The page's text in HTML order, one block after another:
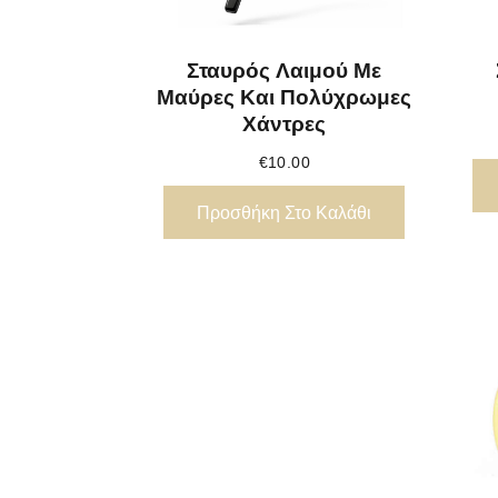
Σταυρός Λαιμού Με
Μαύρες Και Πολύχρωμες
Χάντρες
€10.00
Προσθήκη Στο Καλάθι